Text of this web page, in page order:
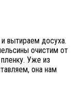
вытираем досуха.
очистим от
Уже из
она нам